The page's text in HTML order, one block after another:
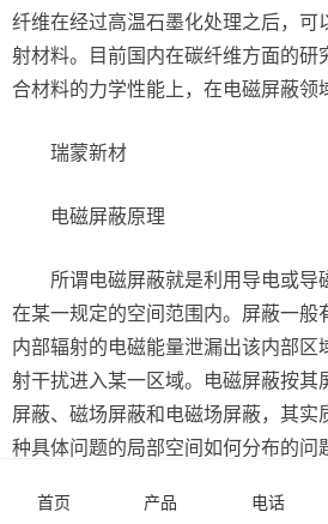
纤维在经过高温石墨化处理之后，可
射材料。目前国内在碳纤维方面的研
合材料的力学性能上，在电磁屏蔽领
瑞蒙新材
电磁屏蔽原理
所谓电磁屏蔽就是利用导电或导
在某一规定的空间范围内。屏蔽一般
内部辐射的电磁能量泄漏出该内部区
射干扰进入某一区域。电磁屏蔽按其
屏蔽、磁场屏蔽和电磁场屏蔽，其实
种具体问题的局部空间如何分布的问
电磁屏蔽材料分类方法有很多，
首页 产品 电话